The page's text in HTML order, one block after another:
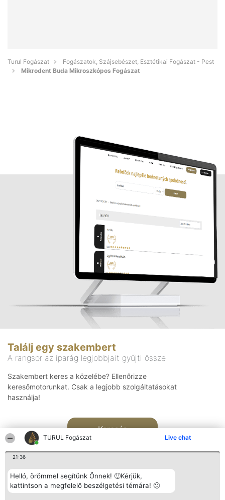
TURUL Fogászat Live chat
21:36
Helló, örömmel segítünk Önnek! 🙂Kérjük,
kattintson a megfelelő beszélgetési témára! 🙂
Turul Fogászat
Fogászatok, Szájsebészet, Esztétikai Fogászat - Pest
Mikrodent Buda Mikroszkópos Fogászat
Találj egy szakembert
A rangsor az iparág legjobbjait gyűjti össze
Szakembert keres a közelébe? Ellenőrizze
keresőmotorunkat. Csak a legjobb szolgáltatásokat
használja!
Keresés